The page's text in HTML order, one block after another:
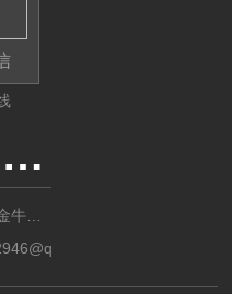
028-87741718
牛区
号1